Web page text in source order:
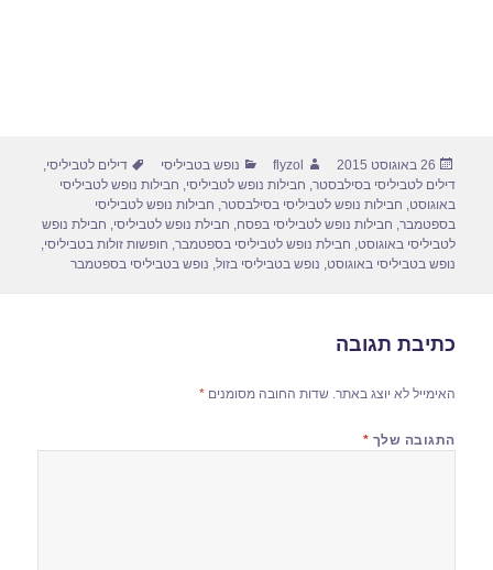
פורסם
בתאריך
26 באוגוסט 2015 מחבר
flyzol קטגוריות
נופש בטביליסי תגיות
דילים לטביליסי,
דילים לטביליסי בסילבסטר, חבילות נופש לטביליסי, חבילות נופש לטביליסי
באוגוסט, חבילות נופש לטביליסי בסילבסטר, חבילות נופש לטביליסי
בספטמבר, חבילות נופש לטביליסי בפסח, חבילת נופש לטביליסי, חבילת נופש
לטביליסי באוגוסט, חבילת נופש לטביליסי בספטמבר, חופשות זולות בטביליסי,
נופש בטביליסי באוגוסט, נופש בטביליסי בזול, נופש בטביליסי בספטמבר
כתיבת תגובה
האימייל לא יוצג באתר. שדות החובה מסומנים*
התגובה שלך *